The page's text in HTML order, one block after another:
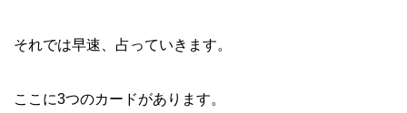
それでは早速、占っていきます。
ここに3つのカードがあります。